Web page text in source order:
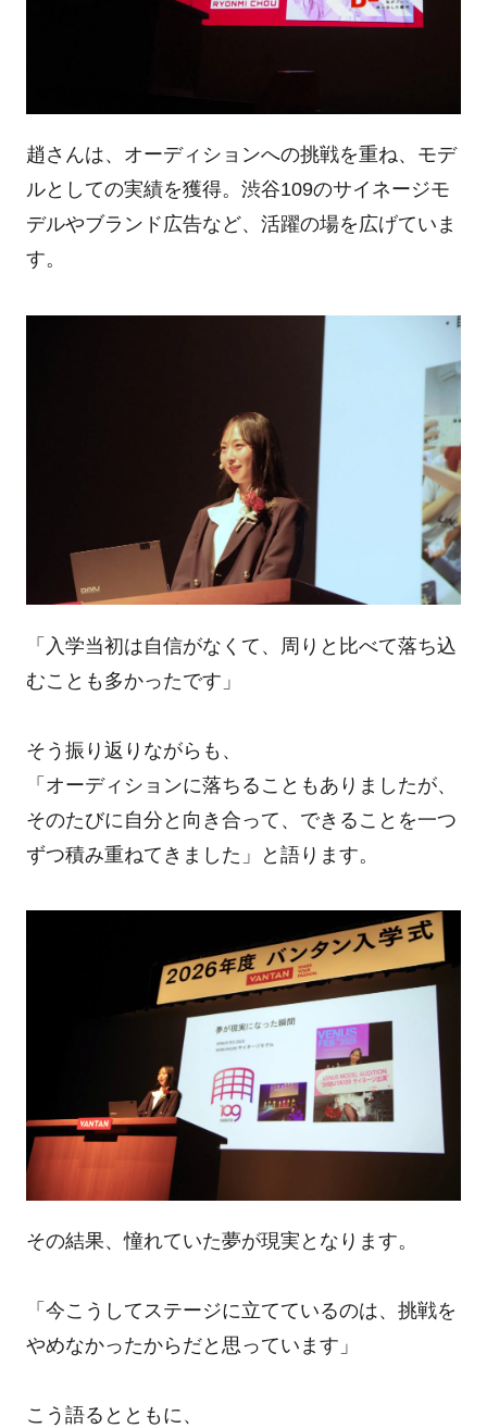
趙さんは、オーディションへの挑戦を重ね、モデ
ルとしての実績を獲得。渋谷109のサイネージモ
デルやブランド広告など、活躍の場を広げていま
す。
「入学当初は自信がなくて、周りと比べて落ち込
むことも多かったです」
そう振り返りながらも、
「オーディションに落ちることもありましたが、
そのたびに自分と向き合って、できることを一つ
ずつ積み重ねてきました」と語ります。
その結果、憧れていた夢が現実となります。
「今こうしてステージに立てているのは、挑戦を
やめなかったからだと思っています」
こう語るとともに、